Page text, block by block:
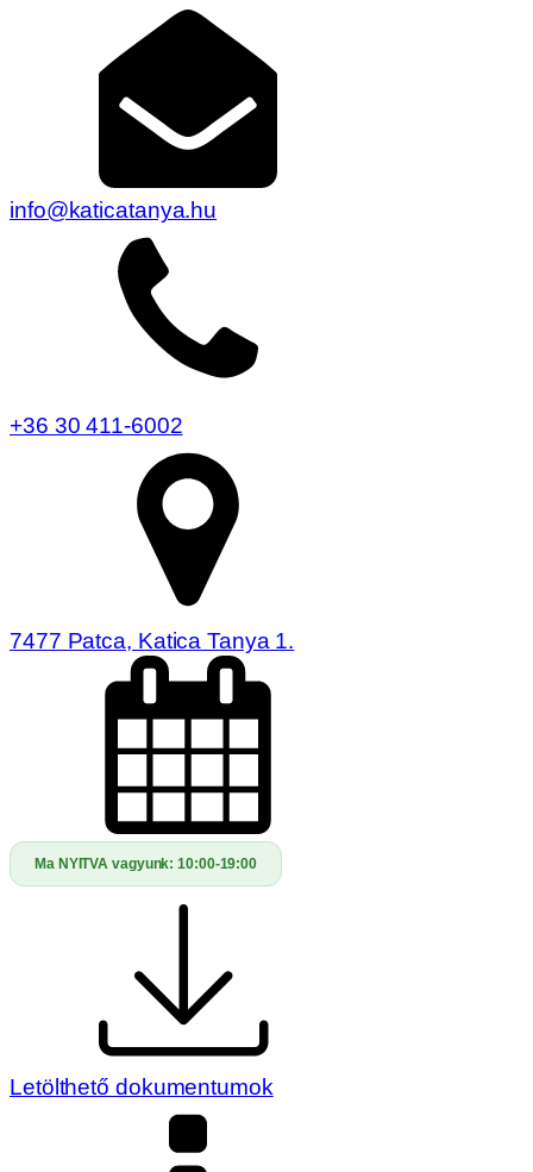
info@katicatanya.hu
+36 30 411-6002
7477 Patca, Katica Tanya 1.
Ma NYITVA vagyunk:10:00-19:00
Letölthető dokumentumok